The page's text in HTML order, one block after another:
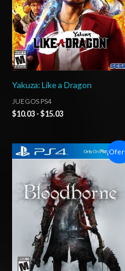
Yakuza: Like a Dragon
JUEGOS PS4
$10.03 - $15.03
Rango
de
precios:
desde
$6.03
hasta
$10.03